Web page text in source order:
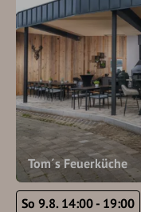
Tom´s Feuerküche
So 9.8. 14:00 - 19:00